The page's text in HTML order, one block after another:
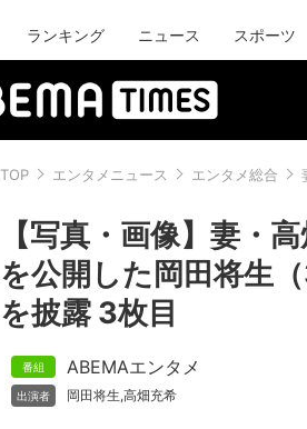
ランキング ニュース スポーツ
TOP エンタメニュース エンタメ総合
【写真・画像】妻・
を公開した岡田将生
を披露 3枚目
ABEMAエンタメ
岡田将生,高畑充希